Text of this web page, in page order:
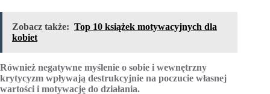
Zobacz także: Top 10 książek motywacyjnych dla
kobiet
Również negatywne myślenie o sobie i wewnętrzny
krytycyzm wpływają destrukcyjnie na poczucie własnej
wartości i motywację do działania.